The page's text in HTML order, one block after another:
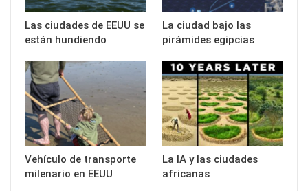
Las ciudades de EEUU se
están hundiendo
La ciudad bajo las
pirámides egipcias
Vehículo de transporte
milenario en EEUU
La IA y las ciudades
africanas